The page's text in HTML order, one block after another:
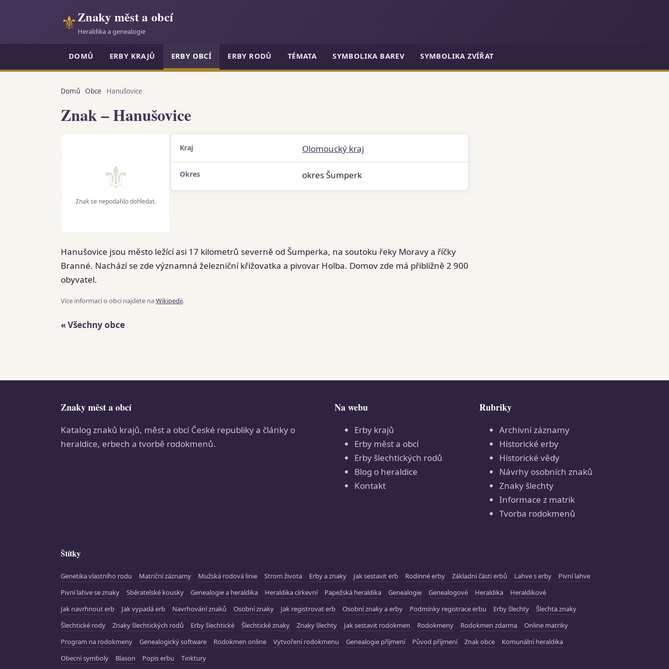
⚜Znaky měst a obcí
Heraldika a genealogie
DOMŮ ERBY KRAJŮ ERBY OBCÍ ERBY RODŮ TÉMATA SYMBOLIKA BAREV SYMBOLIKA ZVÍŘAT
Domů Obce Hanušovice
Znak – Hanušovice
⚜
Znak se nepodařilo dohledat.
Kraj Olomoucký kraj
Okres okres Šumperk
Hanušovice jsou město ležící asi 17 kilometrů severně od Šumperka, na soutoku řeky Moravy a říčky
Branné. Nachází se zde významná železniční křižovatka a pivovar Holba. Domov zde má přibližně 2 900
obyvatel.
Více informací o obci najdete naWikipedii.
« Všechny obce
Znaky měst a obcí
Katalog znaků krajů, měst a obcí České republiky a články o
heraldice, erbech a tvorbě rodokmenů.
Na webu
Erby krajů
Erby měst a obcí
Erby šlechtických rodů
Blog o heraldice
Kontakt
Rubriky
Archivní záznamy
Historické erby
Historické vědy
Návrhy osobních znaků
Znaky šlechty
Informace z matrik
Tvorba rodokmenů
Štítky
Genetika vlastního rodu Matriční záznamy Mužská rodová linie Strom života Erby a znaky Jak sestavit erb Rodinné erby Základní části erbů Lahve s erby
Pivní lahve
Pivní lahve se znaky
Sběratelské kousky Genealogie a heraldika Heraldika církevní Papežská heraldika Genealogie Genealogové Heraldika
Heraldikové
Jak navrhnout erb
Jak vypadá erb Navrhování znaků Osobní znaky Jak registrovat erb Osobní znaky a erby Podmínky registrace erbu Erby šlechty
Šlechta znaky
Šlechtické rody
Znaky šlechtických rodů Erby šlechtické Šlechtické znaky Znaky šlechty Jak sestavit rodokmen Rodokmeny Rodokmen zdarma
Online matriky
Program na rodokmeny
Genealogický software Rodokmen online Vytvoření rodokmenu Genealogie příjmení Původ příjmení Znak obce
Komunální heraldika
Obecní symboly
Blason Popis erbu Tinktury